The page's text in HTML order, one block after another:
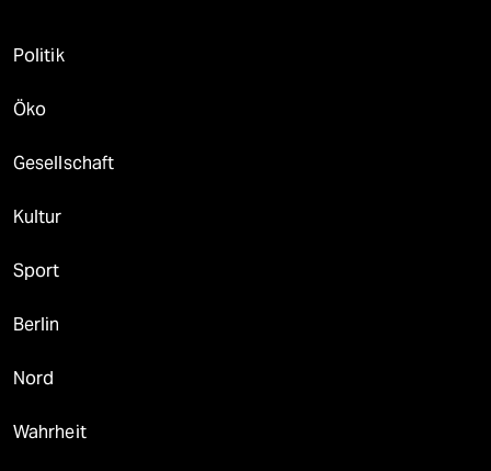
Politik
Öko
Gesellschaft
Kultur
Sport
Berlin
Nord
Wahrheit